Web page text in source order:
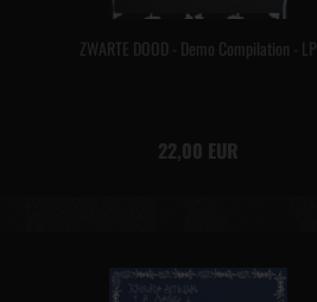
ZWARTE DOOD - Demo Compilation - LP
22,00 EUR